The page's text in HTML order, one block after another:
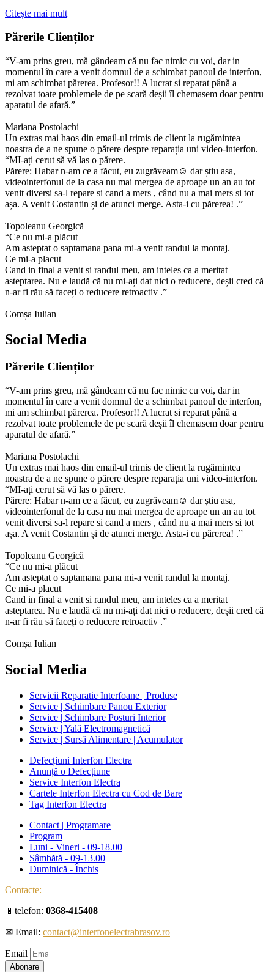
Citește mai mult
Părerile Clienților
“V-am prins greu, mă gândeam că nu fac nimic cu voi, dar in
momentul în care a venit domnul de a schimbat panoul de interfon,
mi am schimbat părerea. Profesor!! A lucrat si reparat până a
rezolvat toate problemele de pe scară deșii îl chemasem doar pentru
aparatul de afară.”
Mariana Postolachi
Un extras mai haos din email-ul trimis de client la rugămintea
noastra de a ne spune o părere despre reparația uni video-interfon.
“MI-ați cerut să vă las o părere.
Părere: Habar n-am ce a făcut, eu zugrăveam☺ dar știu asa,
videointerfonul de la casa nu mai mergea de aproape un an au tot
venit diversi sa-l repare si cand a mers , când nu a mai mers si tot
așa. A venit Costantin și de atunci merge. Asta-i cu părerea! .”
Topoleanu Georgică
“Ce nu mi-a plăcut
Am asteptat o saptamana pana mi-a venit randul la montaj.
Ce mi-a placut
Cand in final a venit si randul meu, am inteles ca a meritat
asteptarea. Nu e laudă că nu mi-ați dat nici o reducere, deșii cred că
n-ar fi rău să faceți o reducere retroactiv .”
Comșa Iulian
Social Media
Părerile Clienților
“V-am prins greu, mă gândeam că nu fac nimic cu voi, dar in
momentul în care a venit domnul de a schimbat panoul de interfon,
mi am schimbat părerea. Profesor!! A lucrat si reparat până a
rezolvat toate problemele de pe scară deșii îl chemasem doar pentru
aparatul de afară.”
Mariana Postolachi
Un extras mai haos din email-ul trimis de client la rugămintea
noastra de a ne spune o părere despre reparația uni video-interfon.
“MI-ați cerut să vă las o părere.
Părere: Habar n-am ce a făcut, eu zugrăveam☺ dar știu asa,
videointerfonul de la casa nu mai mergea de aproape un an au tot
venit diversi sa-l repare si cand a mers , când nu a mai mers si tot
așa. A venit Costantin și de atunci merge. Asta-i cu părerea! .”
Topoleanu Georgică
“Ce nu mi-a plăcut
Am asteptat o saptamana pana mi-a venit randul la montaj.
Ce mi-a placut
Cand in final a venit si randul meu, am inteles ca a meritat
asteptarea. Nu e laudă că nu mi-ați dat nici o reducere, deșii cred că
n-ar fi rău să faceți o reducere retroactiv .”
Comșa Iulian
Social Media
Servicii Reparatie Interfoane | Produse
Service | Schimbare Panou Exterior
Service | Schimbare Posturi Interior
Service | Yală Electromagnetică
Service | Sursă Alimentare | Acumulator
Defecțiuni Interfon Electra
Anunță o Defecțiune
Service Interfon Electra
Cartele Interfon Electra cu Cod de Bare
Tag Interfon Electra
Contact | Programare
Program
Luni - Vineri - 09-18.00
Sâmbătă - 09-13.00
Duminică - Închis
Contacte:
📱telefon: 0368-415408
✉ Email: contact@interfonelectrabrasov.ro
Email
Abonare